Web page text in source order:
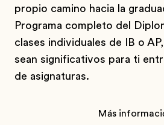
propio camino hacia la
Programa completo del
clases individuales de IB o
sean significativos para ti
de asignaturas.
Más